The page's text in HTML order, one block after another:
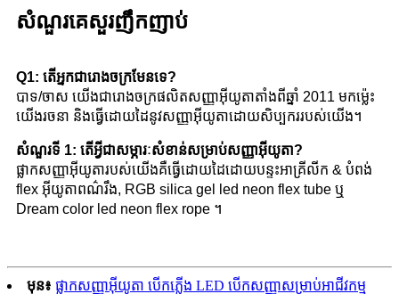
សំណួរគេសួរញឹកញាប់
Q1: តើអ្នកជារោងចក្រមែនទេ?
បាទ/ចាស យើងជារោងចក្រផលិតសញ្ញាអ៊ីយូតាតាំងពីឆ្នាំ 2011 មកម្ល៉េះ
យើងរចនា និងធ្វើដោយដៃនូវសញ្ញាអ៊ីយូតាដោយសិប្បកររបស់យើង។
សំណួរទី 1: តើអ្វីជាសម្ភារៈសំខាន់សម្រាប់សញ្ញាអ៊ីយូតា?
ផ្លាកសញ្ញាអ៊ីយូតារបស់យើងគឺធ្វើដោយដៃដោយបន្ទះអាគ្រីលីក & បំពង់
flex អ៊ីយូតាពណ៌រឹង, RGB silica gel led neon flex tube ឬ
Dream color led neon flex rope ។
មុន៖ ផ្លាកសញ្ញាអ៊ីយូតា បើកភ្លើង LED បើកសញ្ញាសម្រាប់អាជីវកម្ម